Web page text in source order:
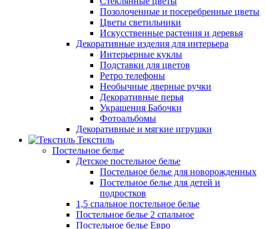
Позолоченные и посеребренные цветы
Цветы светильники
Искусственные растения и деревья
Декоративные изделия для интерьера
Интерьерные куклы
Подставки для цветов
Ретро телефоны
Необычные дверные ручки
Декоративные перья
Украшения Бабочки
Фотоальбомы
Декоративные и мягкие игрушки
Текстиль
Постельное белье
Детское постельное белье
Постельное белье для новорожденных
Постельное белье для детей и
подростков
1,5 спальное постельное белье
Постельное белье 2 спальное
Постельное белье Евро